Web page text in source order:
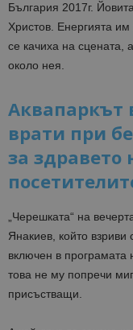
България 2017г.
Христов. Енергията им
се качиха на сцената,
около нея.
Аквапаркът
врати при
за здравето
„Черешката“ на
Янакиев, който взриви
включен в програмата
това не му попречи
присъстващи.